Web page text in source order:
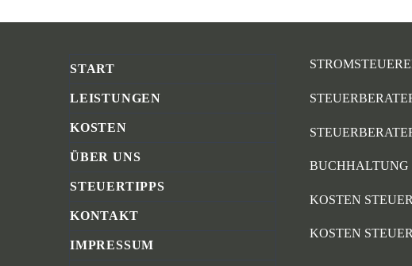
START
LEISTUNGEN
KOSTEN
ÜBER UNS
STEUERTIPPS
KONTAKT
IMPRESSUM
BUCHHALTUNG
KOSTEN
KOSTEN